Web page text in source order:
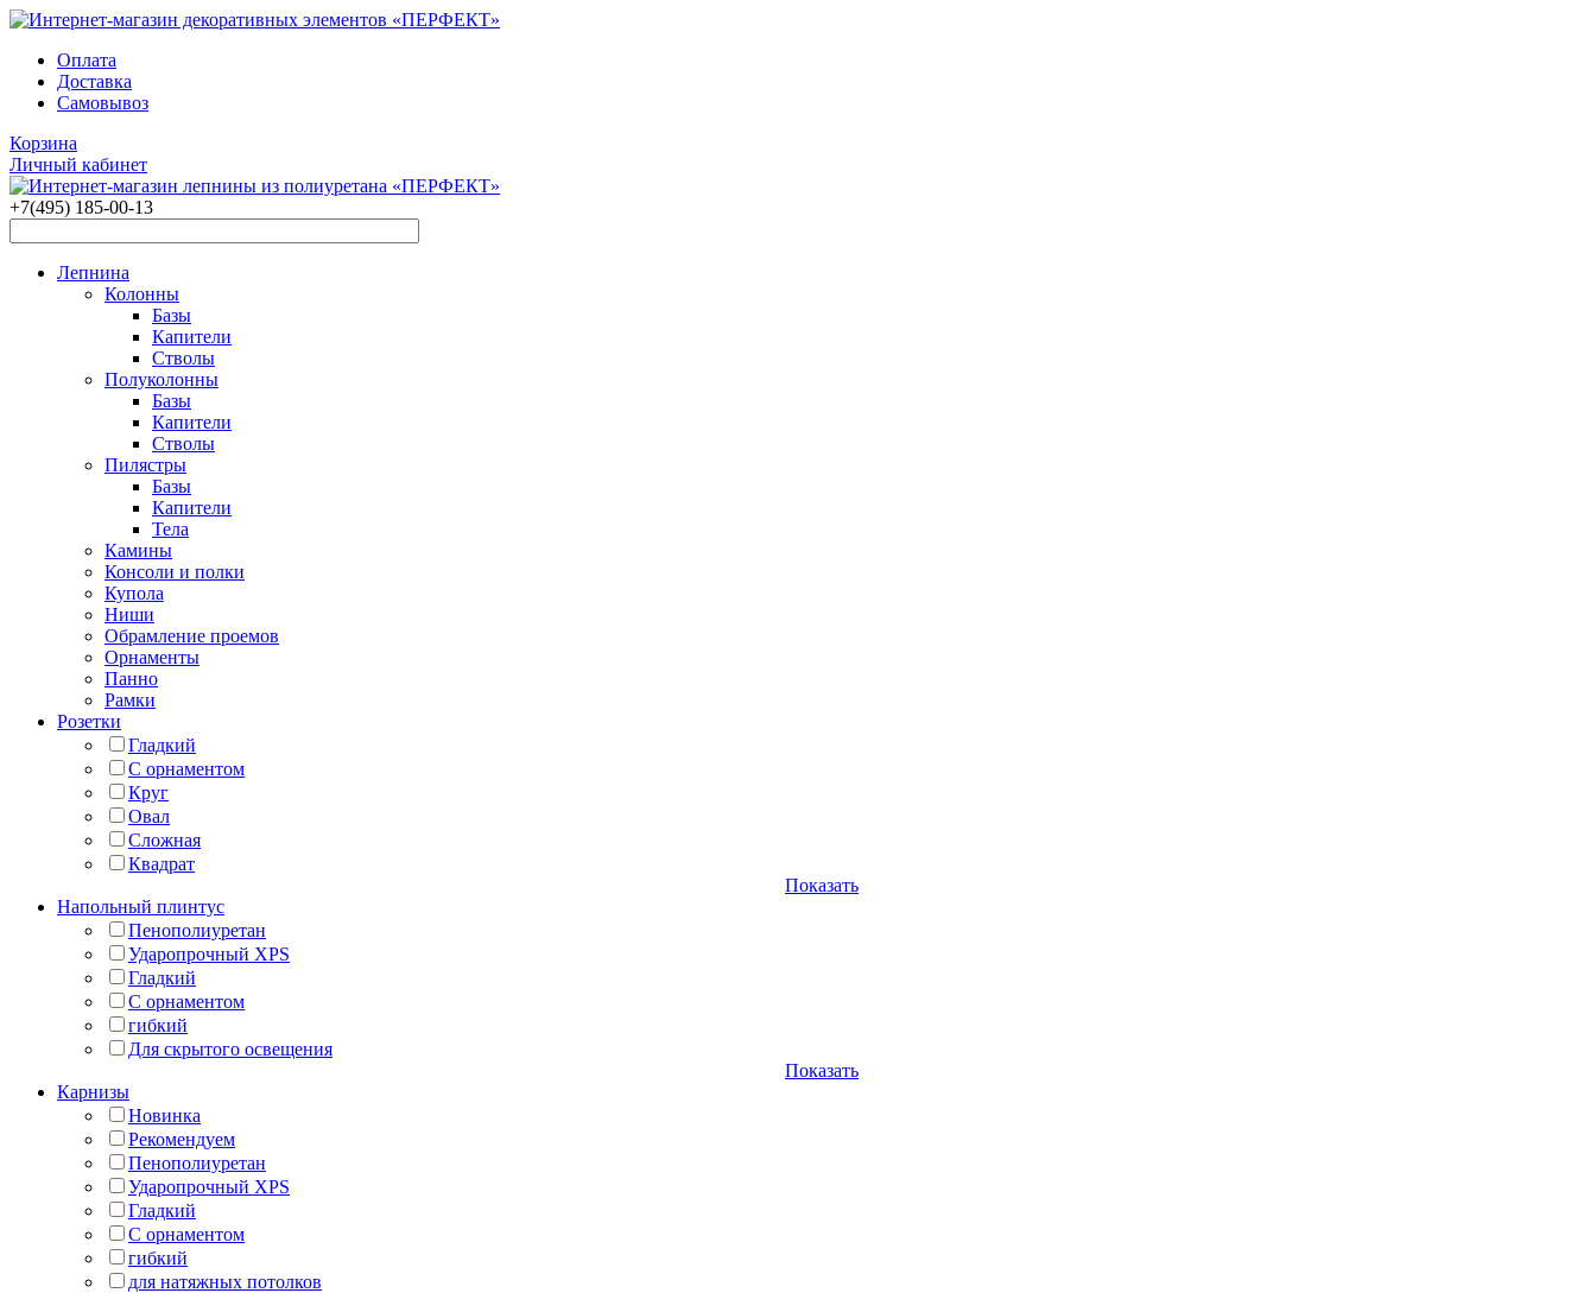
Оплата
Доставка
Самовывоз
Корзина
Личный кабинет
+7(495) 185-00-13
Лепнина
Колонны
Базы
Капители
Стволы
Полуколонны
Базы
Капители
Стволы
Пилястры
Базы
Капители
Тела
Камины
Консоли и полки
Купола
Ниши
Обрамление проемов
Орнаменты
Панно
Рамки
Розетки
Гладкий
С орнаментом
Круг
Овал
Сложная
Квадрат
Показать
Напольный плинтус
Пенополиуретан
Ударопрочный XPS
Гладкий
С орнаментом
гибкий
Для скрытого освещения
Показать
Карнизы
Новинка
Рекомендуем
Пенополиуретан
Ударопрочный XPS
Гладкий
С орнаментом
гибкий
для натяжных потолков